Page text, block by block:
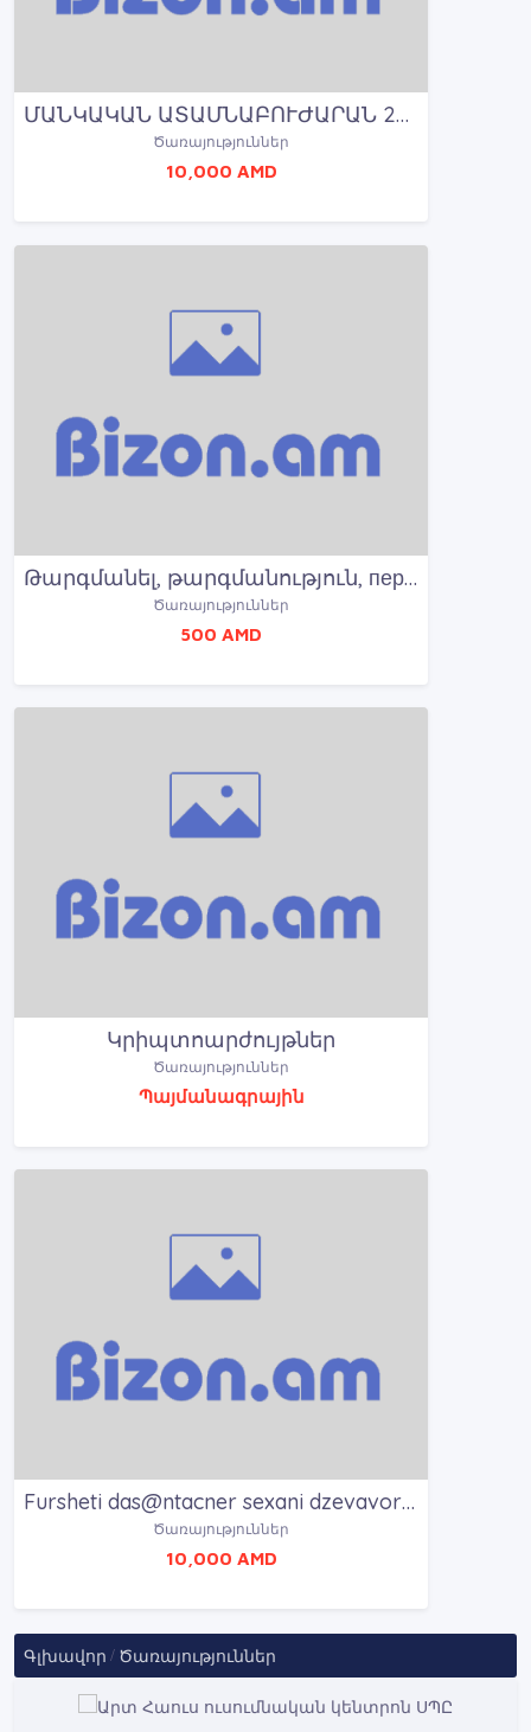
ՄԱՆԿԱԿԱՆ ԱՏԱՄՆԱԲՈՒԺԱՐԱՆ 24 ԺԱՄ/ MANKAKAN ATAMNABUJARAN
Ծառայություններ
10,000 AMD
Թարգմանել, թարգմանություն, перевод, translation, targmanel, targmanich
Ծառայություններ
500 AMD
Կրիպտոարժույթներ
Ծառայություններ
Պայմանագրային
Fursheti das@ntacner sexani dzevavorum / Ֆուրշետի դասընթացներ սեղանի ձևավորում
Ծառայություններ
10,000 AMD
Գլխավոր Ծառայություններ